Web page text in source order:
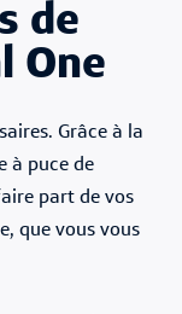
de
One
Grâce à la
à puce de
part de vos
que vous vous